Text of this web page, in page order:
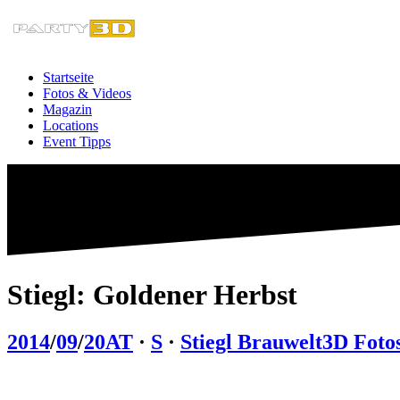
Inhalt
Startseite
Fotos & Videos
Magazin
Locations
Event Tipps
Stiegl: Goldener Herbst
2014/09/20AT · S · Stiegl Brauwelt3D